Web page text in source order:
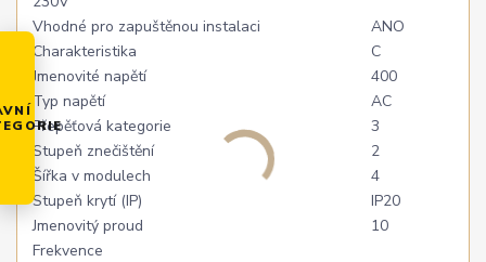
Vhodné pro zapuštěnou instalaci
ANO
Charakteristika
C
Jmenovité napětí
400
Typ napětí
AC
Přepěťová kategorie
3
Stupeň znečištění
2
Šířka v modulech
4
Stupeň krytí (IP)
IP20
Jmenovitý proud
10
Frekvence